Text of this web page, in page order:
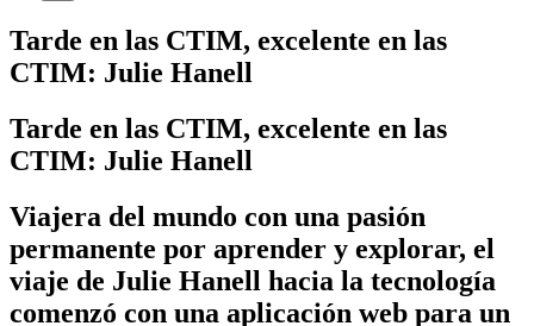
Tarde en las CTIM, excelente en las
CTIM: Julie Hanell
Tarde en las CTIM, excelente en las
CTIM: Julie Hanell
Viajera del mundo con una pasión
permanente por aprender y explorar, el
viaje de Julie Hanell hacia la tecnología
comenzó con una aplicación web para un